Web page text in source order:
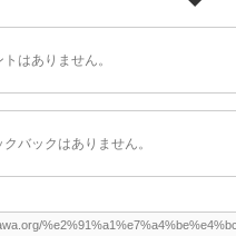
はありません。
バックはありません。